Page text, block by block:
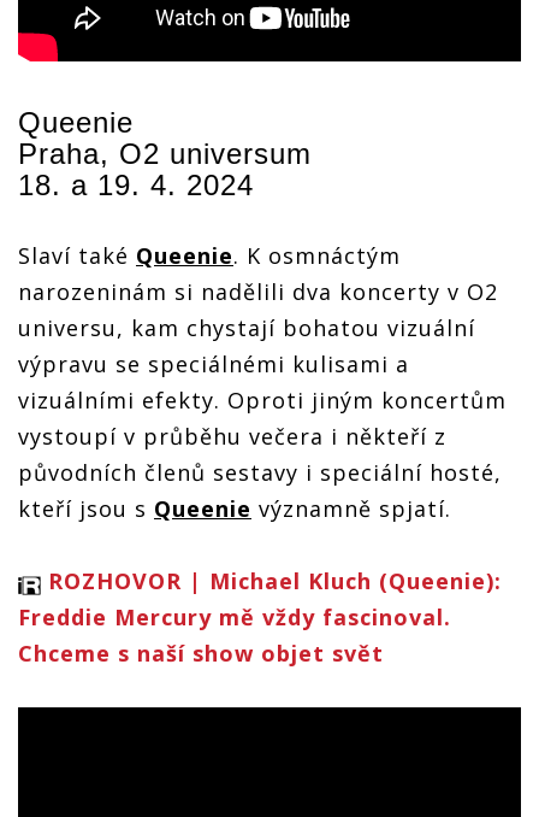
Queenie
Praha, O2 universum
18. a 19. 4. 2024
Slaví také Queenie. K osmnáctým
narozeninám si nadělili dva koncerty v O2
universu, kam chystají bohatou vizuální
výpravu se speciálnémi kulisami a
vizuálními efekty. Oproti jiným koncertům
vystoupí v průběhu večera i někteří z
původních členů sestavy i speciální hosté,
kteří jsou s Queenie významně spjatí.
ROZHOVOR | Michael Kluch (Queenie):
Freddie Mercury mě vždy fascinoval.
Chceme s naší show objet svět